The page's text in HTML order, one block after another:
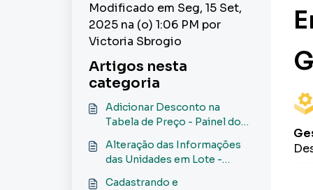
Modificado em Seg, 15 Set,
2025 na (o) 1:06 PM por
Victoria Sbrogio
Artigos nesta
categoria
Adicionar Desconto na
Tabela de Preço - Painel do
Alteração das Informações
das Unidades em Lote -
Cadastrando e